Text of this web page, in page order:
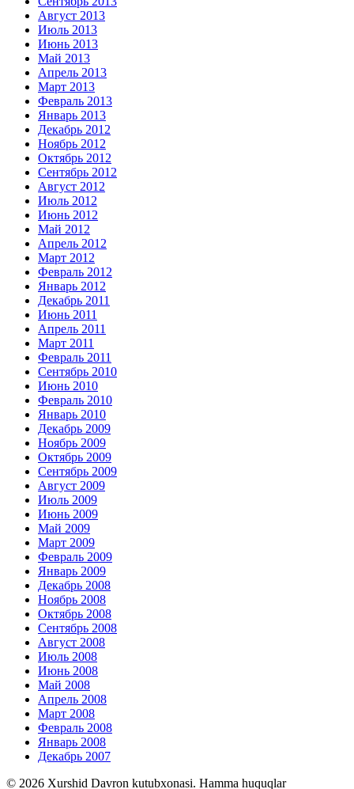
Август 2013
Июль 2013
Июнь 2013
Май 2013
Апрель 2013
Март 2013
Февраль 2013
Январь 2013
Декабрь 2012
Ноябрь 2012
Октябрь 2012
Сентябрь 2012
Август 2012
Июль 2012
Июнь 2012
Май 2012
Апрель 2012
Март 2012
Февраль 2012
Январь 2012
Декабрь 2011
Июнь 2011
Апрель 2011
Март 2011
Февраль 2011
Сентябрь 2010
Июнь 2010
Февраль 2010
Январь 2010
Декабрь 2009
Ноябрь 2009
Октябрь 2009
Сентябрь 2009
Август 2009
Июль 2009
Июнь 2009
Май 2009
Март 2009
Февраль 2009
Январь 2009
Декабрь 2008
Ноябрь 2008
Октябрь 2008
Сентябрь 2008
Август 2008
Июль 2008
Июнь 2008
Май 2008
Апрель 2008
Март 2008
Февраль 2008
Январь 2008
Декабрь 2007
© 2026 Xurshid Davron kutubxonasi. Hamma huquqlar